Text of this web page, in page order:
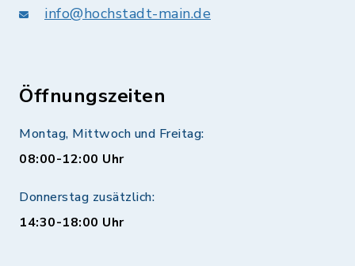
info@hochstadt-main.de
Öffnungszeiten
Montag, Mittwoch und Freitag:
08:00-12:00 Uhr
Donnerstag zusätzlich:
14:30-18:00 Uhr